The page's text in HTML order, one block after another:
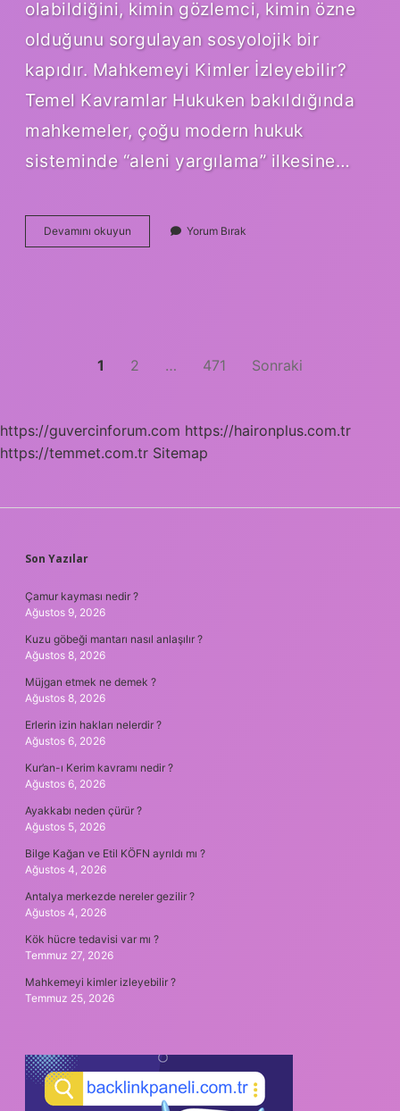
olabildiğini, kimin gözlemci, kimin özne
olduğunu sorgulayan sosyolojik bir
kapıdır. Mahkemeyi Kimler İzleyebilir?
Temel Kavramlar Hukuken bakıldığında
mahkemeler, çoğu modern hukuk
sisteminde “aleni yargılama” ilkesine…
Devamını okuyun Mahkemeyi
kimler
Yorum Bırak
1 2 … 471 Sonraki
https://guvercinforum.com https://haironplus.com.tr
https://temmet.com.tr Sitemap
SIDEBAR
Son Yazılar
Çamur kayması nedir ?
Ağustos 9, 2026
Kuzu göbeği mantarı nasıl anlaşılır ?
Ağustos 8, 2026
Müjgan etmek ne demek ?
Ağustos 8, 2026
Erlerin izin hakları nelerdir ?
Ağustos 6, 2026
Kur’an-ı Kerim kavramı nedir ?
Ağustos 6, 2026
Ayakkabı neden çürür ?
Ağustos 5, 2026
Bilge Kağan ve Etil KÖFN ayrıldı mı ?
Ağustos 4, 2026
Antalya merkezde nereler gezilir ?
Ağustos 4, 2026
Kök hücre tedavisi var mı ?
Temmuz 27, 2026
Mahkemeyi kimler izleyebilir ?
Temmuz 25, 2026